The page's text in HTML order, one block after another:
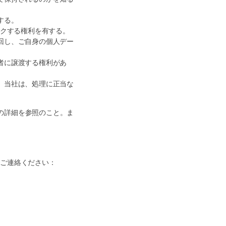
。
する権利を有する。
し、ご自身の個人デー
に譲渡する権利があ
当社は、処理に正当な
細を参照のこと。ま
連絡ください：